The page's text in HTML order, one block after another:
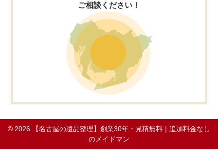
ご相談ください！
© 2026
【名古屋の遺品整理】創業30年・見積無料｜追加料金なし
のメイドマン